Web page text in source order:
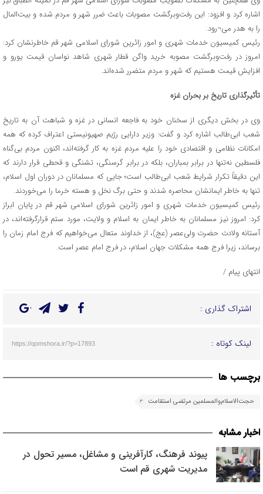
اشاره کرد و افزود: این رفت‌وبرگشت مصوبات باعث ضرر شهر و مردم شده و بیت‌المال
را به هدر می¬رود.
رئیس کمیسیون خدمات شهری و امور زائرین شورای اسلامی شهر قم خاطرنشان کرد:
امروز در رفت‌وبرگشت مصوبه خرید واگن قطار شهری شاهد نواسان قیمت یورو و
افزایش قیمت هستیم که شهر و مردم متضرر شده‌اند.
تأثیرگذاری تاریخ بر بحران غزه
وی در بخش دیگری از سخنان خود به فاجعه انسانی در غزه و شباهت آن به تاریخ
شعب ابی‌طالب اشاره کرد و گفت: وزیر دارایی رژیم صهیونیستی اعتراف کرده که همه
امکانات نظامی و اقتصادی خود را علیه مردم غزه به کار گرفته‌اند، اکنون مردم بی‌گناه
فلسطین نه‌تنها در برابر بمباران، بلکه در برابر گرسنگی، تشنگی و قحطی قرار دارند که
این دقیقاً تکرار شرایط شعب ابی‌طالب است؛ جایی که مسلمانان در دوران اول اسلام،
تنها به خاطر ایمانشان محاصره شدند و حتی برگ نخل و هسته خرما را می‌خوردند.
رئیس کمیسیون خدمات شهری و امور زائرین شورای اسلامی شهر قم در پایان ابراز
کرد: امروز نیز مسلمانان به خاطر ایمان به اسلام و ولایت، مورد ستم قرارگرفته‌اند، در
آستانه ولادت حضرت ولی‌عصر (عج)، از خداوند متعال می‌خواهیم که فرج امام زمان را
برساند، زیرا فرج همه مشکلات جهان اسلام، در فرج امام عصر است.
انتهای پیام /
اشتراک گذاری :
لینک کوتاه : https://qomshora.ir/?p=17893
برچسب ها
حجت‌الاسلام‌والمسلمین مرتضی استقامت
اخبار مشابه
پیوند فرهنگ، کارآفرینی و مشاغل، مسیر تحول در
مدیریت شهری قم است